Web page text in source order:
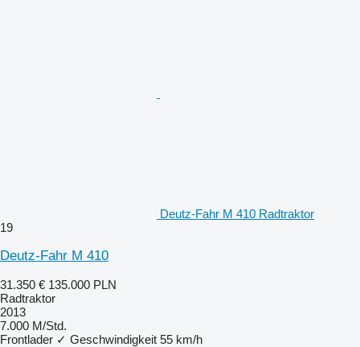
Deutz-Fahr M 410 Radtraktor
19
Deutz-Fahr M 410
31.350 € 135.000 PLN
Radtraktor
2013
7.000 M/Std.
Frontlader ✓ Geschwindigkeit 55 km/h